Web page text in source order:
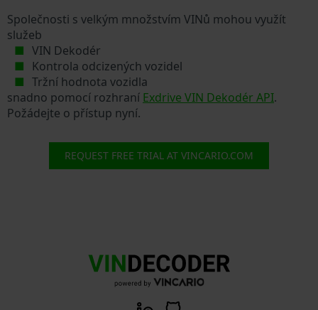
Společnosti s velkým množstvím VINů mohou využít
služeb
VIN Dekodér
Kontrola odcizených vozidel
Tržní hodnota vozidla
snadno pomocí rozhraní Exdrive VIN Dekodér API.
Požádejte o přístup nyní.
REQUEST FREE TRIAL AT VINCARIO.COM